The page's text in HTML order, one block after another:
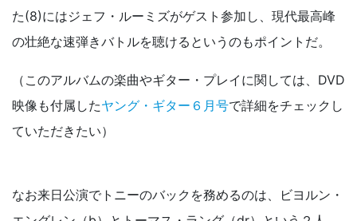
た(8)にはジェフ・ルーミズがゲスト参加し、現代最高峰
の壮絶な速弾きバトルを聴けるというのもポイントだ。
（このアルバムの楽曲やギター・プレイに関しては、DVD
映像も付属したヤング・ギター６月号で詳細をチェックし
ていただきたい）
なお来日公演でトニーのバックを務めるのは、ビヨルン・